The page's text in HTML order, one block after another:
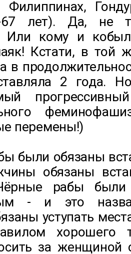
Филиппинах,
67 лет). Да, не
Или кому и
Кстати, в той
в
2 года.
перемены!)
были обязаны
обязаны
рабы были
- и это
уступать
за женщиной